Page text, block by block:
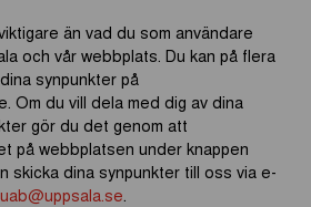
än vad du som användare
och vår webbplats. Du kan på flera
synpunkter på
Om du vill dela med dig av dina
gör du det genom att
på webbplatsen under knappen
skicka dina synpunkter till oss via e-